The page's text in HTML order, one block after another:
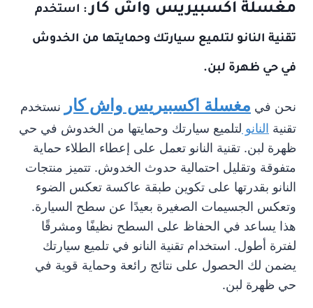
مغسلة اكسبيريس واش كار: استخدم
تقنية النانو لتلميع سيارتك وحمايتها من الخدوش
في حي ظهرة لبن.
نحن في مغسلة اكسبيريس واش كار
نستخدم
تقنية النانو لتلميع سيارتك وحمايتها من الخدوش في حي
ظهرة لبن. تقنية النانو تعمل على إعطاء الطلاء حماية
متفوقة وتقليل احتمالية حدوث الخدوش. تتميز منتجات
النانو بقدرتها على تكوين طبقة عاكسة تعكس الضوء
وتعكس الجسيمات الصغيرة بعيدًا عن سطح السيارة.
هذا يساعد في الحفاظ على السطح نظيفًا ومشرقًا
لفترة أطول. استخدام تقنية النانو في تلميع سيارتك
يضمن لك الحصول على نتائج رائعة وحماية قوية في
حي ظهرة لبن.